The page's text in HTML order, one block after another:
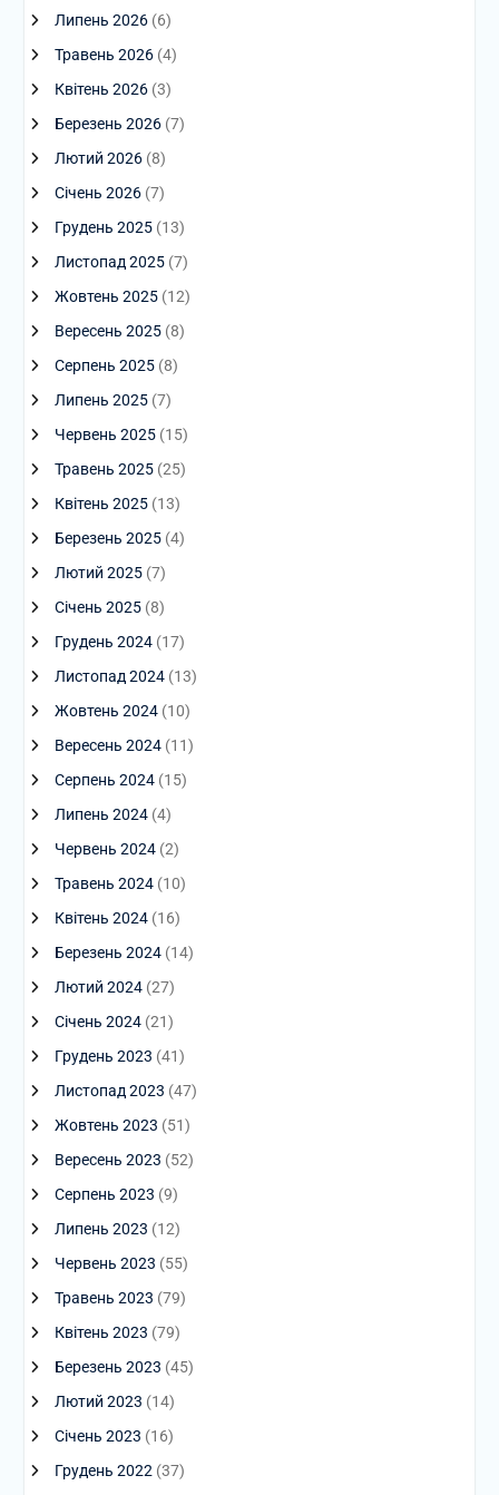
Липень 2026(6)
Травень 2026(4)
Квітень 2026(3)
Березень 2026(7)
Лютий 2026(8)
Січень 2026(7)
Грудень 2025(13)
Листопад 2025(7)
Жовтень 2025(12)
Вересень 2025(8)
Серпень 2025(8)
Липень 2025(7)
Червень 2025(15)
Травень 2025(25)
Квітень 2025(13)
Березень 2025(4)
Лютий 2025(7)
Січень 2025(8)
Грудень 2024(17)
Листопад 2024(13)
Жовтень 2024(10)
Вересень 2024(11)
Серпень 2024(15)
Липень 2024(4)
Червень 2024(2)
Травень 2024(10)
Квітень 2024(16)
Березень 2024(14)
Лютий 2024(27)
Січень 2024(21)
Грудень 2023 (41)
Листопад 2023 (47)
Жовтень 2023 (51)
Вересень 2023 (52)
Серпень 2023 (9)
Липень 2023 (12)
Червень 2023 (55)
Травень 2023 (79)
Квітень 2023 (79)
Березень 2023 (45)
Лютий 2023 (14)
Січень 2023 (16)
Грудень 2022 (37)